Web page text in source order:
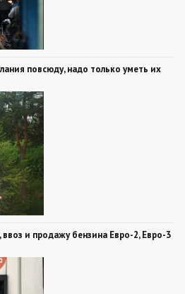
повсюду, надо только уметь их
и продажу бензина Евро-2, Евро-3